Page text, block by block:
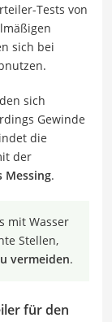
Tests von
sich bei
sich
Gewinde
die
der
Messing.
mit Wasser
Stellen,
vermeiden.
für den